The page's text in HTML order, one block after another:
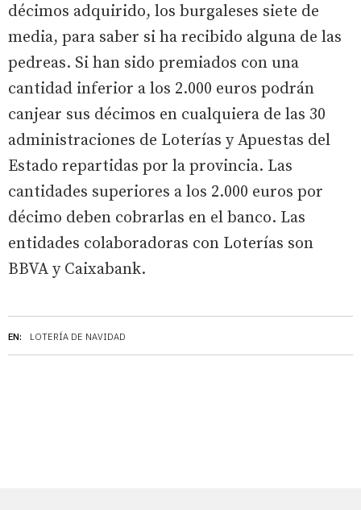
EN: LOTERÍA DE NAVIDAD
décimos adquirido, los burgaleses siete de
media, para saber si ha recibido alguna de las
pedreas. Si han sido premiados con una
cantidad inferior a los 2.000 euros podrán
canjear sus décimos en cualquiera de las 30
administraciones de Loterías y Apuestas del
Estado repartidas por la provincia. Las
cantidades superiores a los 2.000 euros por
décimo deben cobrarlas en el banco. Las
entidades colaboradoras con Loterías son
BBVA y Caixabank.